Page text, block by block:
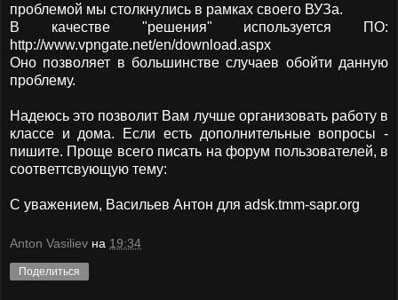
проблемой мы столкнулись в рамках своего ВУЗа.
В качестве "решения" используется ПО:
http://www.vpngate.net/en/download.aspx
Оно позволяет в большинстве случаев обойти данную
проблему.
Надеюсь это позволит Вам лучше организовать работу в
классе и дома. Если есть дополнительные вопросы -
пишите. Проще всего писать на форум пользователей, в
соответтсвующую тему:
С уважением, Васильев Антон для adsk.tmm-sapr.org
Anton Vasiliev на 19:34
Поделиться